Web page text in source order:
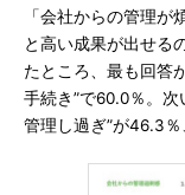
「会社からの管理
と高い成果が出せる
たところ、最も回答
手続き”で60.0％。次
管理し過ぎ”が46.3％